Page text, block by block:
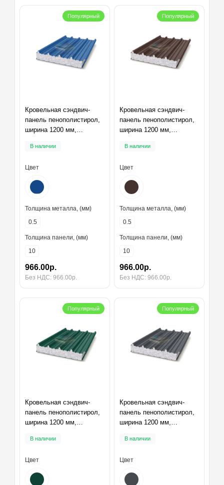
Популярный
Кровельная сэндвич-
панель пенополистирол,
ширина 1200 мм,
В наличии
Цвет
Толщина металла, (мм)
0.5
Толщина панели, (мм)
10
966.00р.
Без НДС: 966.00р.
Популярный
Кровельная сэндвич-
панель пенополистирол,
ширина 1200 мм,
В наличии
Цвет
Толщина металла, (мм)
0.5
Толщина панели, (мм)
10
966.00р.
Без НДС: 966.00р.
Популярный
Кровельная сэндвич-
панель пенополистирол,
ширина 1200 мм,
В наличии
Цвет
Популярный
Кровельная сэндвич-
панель пенополистирол,
ширина 1200 мм,
В наличии
Цвет